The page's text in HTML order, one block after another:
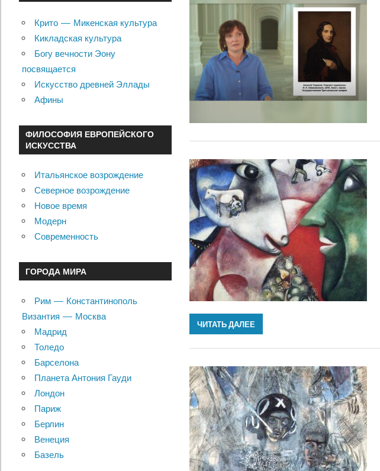
ЧИТАТЬ ДАЛЕЕ
Крито — Микенская культура
Кикладская культура
Богу вечности Эону
посвящается
Искусство древней Эллады
Афины
ФИЛОСОФИЯ ЕВРОПЕЙСКОГО
ИСКУССТВА
Итальянское возрождение
Северное возрождение
Новое время
Модерн
Современность
ГОРОДА МИРА
Рим — Константинополь
Византия — Москва
Мадрид
Толедо
Барселона
Планета Антония Гауди
Лондон
Париж
Берлин
Венеция
Базель